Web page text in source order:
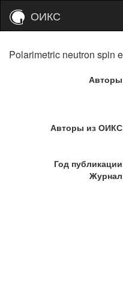
ОИКС
Polarimetric neutron spin
Авторы из
Год